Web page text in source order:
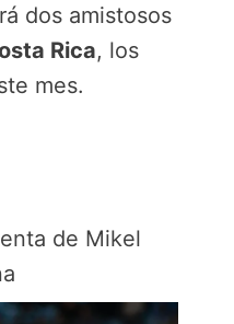
dos amistosos
Rica, los
mes.
de Mikel